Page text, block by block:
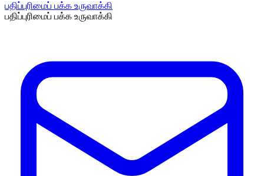
பதிப்புரிமைப் பக்க உருவாக்கி
பதிப்புரிமைப் பக்க உருவாக்கி